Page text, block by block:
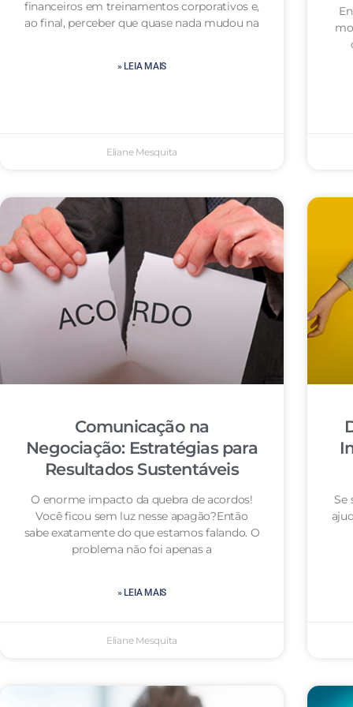
financeiros em treinamentos corporativos e,
ao final, perceber que quase nada mudou na
» LEIA MAIS
Eliane Mesquita
Comunicação na
Negociação: Estratégias para
Resultados Sustentáveis
O enorme impacto da quebra de acordos!
Você ficou sem luz nesse apagão?Então
sabe exatamente do que estamos falando. O
problema não foi apenas a
» LEIA MAIS
Eliane Mesquita
Se